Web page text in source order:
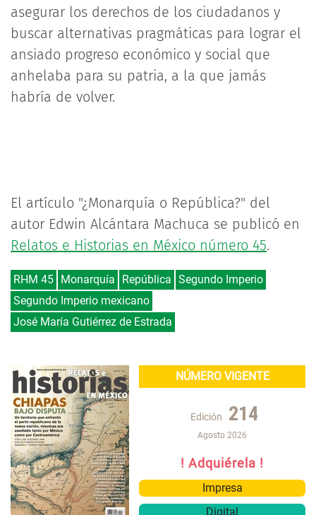
asegurar los derechos de los ciudadanos y
buscar alternativas pragmáticas para lograr el
ansiado progreso económico y social que
anhelaba para su patria, a la que jamás
habría de volver.
El artículo "¿Monarquía o República?" del
autor Edwin Alcántara Machuca se publicó en
Relatos e Historias en México número 45.
RHM 45 Monarquía República Segundo Imperio
Segundo Imperio mexicano
José María Gutiérrez de Estrada
NÚMERO VIGENTE
Edición 214
Agosto 2026
! Adquiérela !
Impresa
Digital